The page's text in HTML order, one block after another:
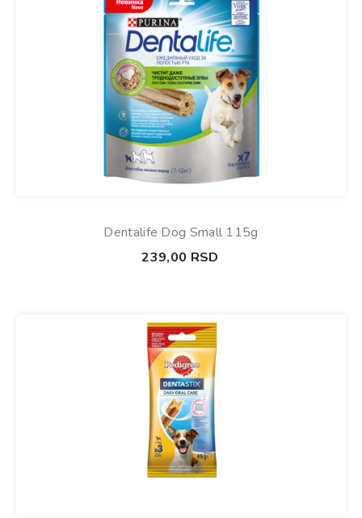
Dentalife Dog Small 115g
239,00 RSD